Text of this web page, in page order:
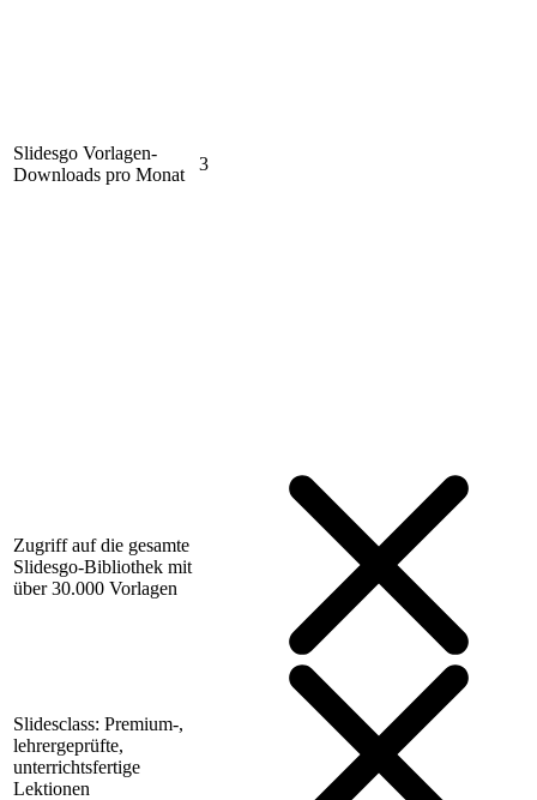
Slidesgo Vorlagen-
Downloads pro Monat
3
Zugriff auf die gesamte
Slidesgo-Bibliothek mit
über 30.000 Vorlagen
Slidesclass: Premium-,
lehrergeprüfte,
unterrichtsfertige
Lektionen